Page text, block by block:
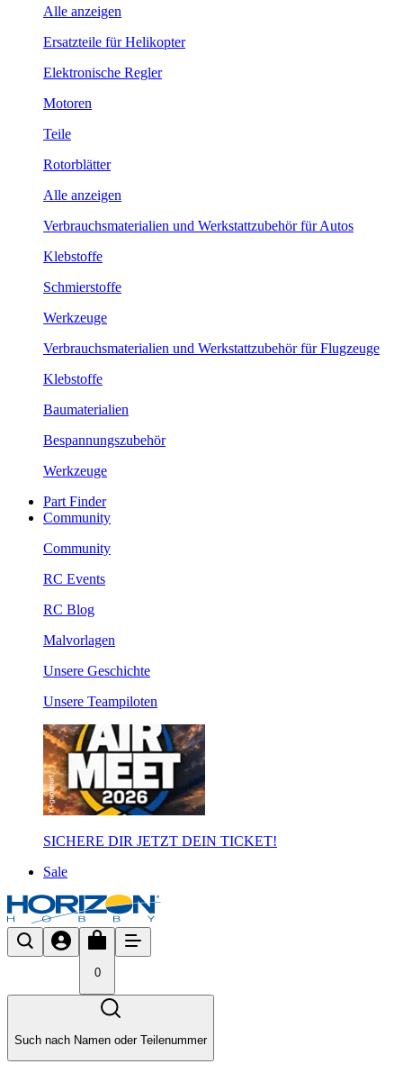
Alle anzeigen
Ersatzteile für Helikopter
Elektronische Regler
Motoren
Teile
Rotorblätter
Alle anzeigen
Verbrauchsmaterialien und Werkstattzubehör für Autos
Klebstoffe
Schmierstoffe
Werkzeuge
Verbrauchsmaterialien und Werkstattzubehör für Flugzeuge
Klebstoffe
Baumaterialien
Bespannungszubehör
Werkzeuge
Part Finder
Community
Community
RC Events
RC Blog
Malvorlagen
Unsere Geschichte
Unsere Teampiloten
SICHERE DIR JETZT DEIN TICKET!
Sale
0
Such nach Namen oder Teilenummer